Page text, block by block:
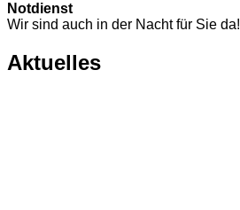
Notdienst
Wir sind auch in der Nacht für Sie da!
Aktuelles